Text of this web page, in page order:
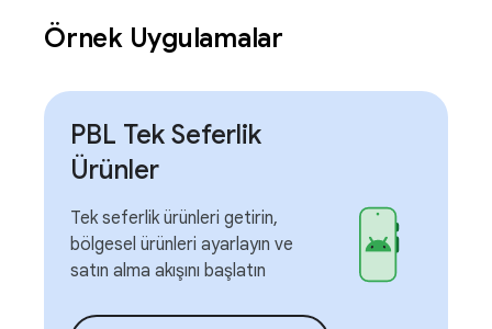
Örnek Uygulamalar
PBL Tek Seferlik
Ürünler
Tek seferlik ürünleri getirin,
bölgesel ürünleri ayarlayın ve
satın alma akışını başlatın